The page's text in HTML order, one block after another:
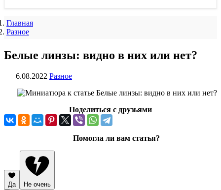
Главная
Разное
Белые линзы: видно в них или нет?
6.08.2022 Разное
Поделиться с друзьями
Помогла ли вам статья?
Да Не очень